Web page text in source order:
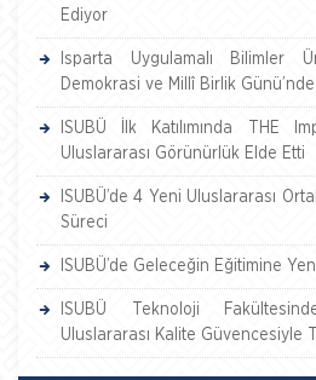
Ediyor
Isparta Uygulamalı Bilimler
Demokrasi ve Millî Birlik
ISUBÜ İlk Katılımında THE
Uluslararası Görünürlük Elde Etti
ISUBÜ’de 4 Yeni Uluslararası
Süreci
ISUBÜ’de Geleceğin Eğitimine
ISUBÜ Teknoloji
Uluslararası Kalite Güvencesiyle